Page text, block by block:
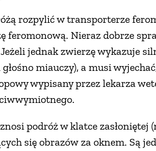
rozpylić w transporterze
feromonową. Nieraz dobrze
jednak zwierzę wykazuje
miauczy), a musi
wypisany przez lekarza
podróż w klatce zasłoniętej
się obrazów za oknem. Są